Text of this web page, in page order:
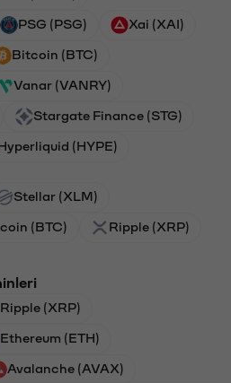
PSG (PSG) Xai (XAI)
Bitcoin (BTC)
Vanar (VANRY)
Stargate Finance (STG)
(HYPE)
Stellar (XLM)
(BTC) Ripple (XRP)
Ripple (XRP)
Ethereum (ETH)
Avalanche (AVAX)